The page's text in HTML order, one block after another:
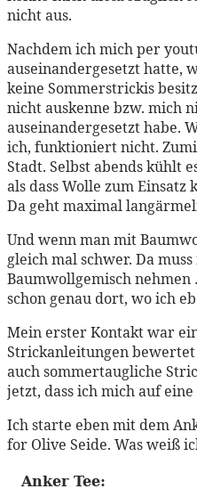
nicht aus.
Nachdem ich mich per
auseinandergesetzt hatte,
keine Sommerstrickis
nicht auskenne bzw. mich
auseinandergesetzt habe.
ich, funktioniert nicht.
Stadt. Selbst abends kühlt
als dass Wolle zum Einsatz
Da geht maximal
Und wenn man mit
gleich mal schwer. Da
Baumwollgemisch
schon genau dort, wo ich
Mein erster Kontakt war
Strickanleitungen
auch sommertaugliche
jetzt, dass ich mich auf
Ich starte eben mit dem
for Olive Seide. Was weiß
Anker Tee: